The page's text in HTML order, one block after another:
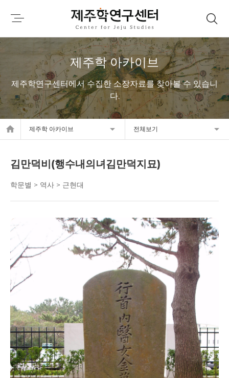
제주학 아카이브
제주학연구센터에서 수집한 소장자료를 찾아볼 수 있습니
다.
home 제주학 아카이브 전체보기
김만덕비(행수내의녀김만덕지묘)
학문별 > 역사 > 근현대